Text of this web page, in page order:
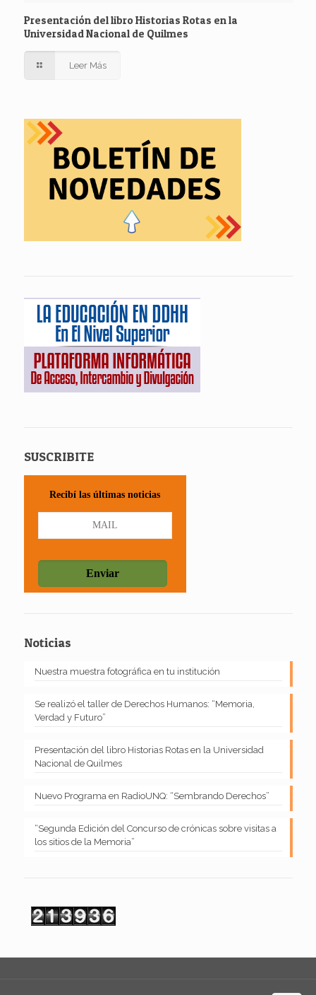
Presentación del libro Historias Rotas en la
Universidad Nacional de Quilmes
Leer Más
SUSCRIBITE
Recibí las últimas noticias
Noticias
Nuestra muestra fotográfica en tu institución
Se realizó el taller de Derechos Humanos: “Memoria,
Verdad y Futuro”
Presentación del libro Historias Rotas en la Universidad
Nacional de Quilmes
Nuevo Programa en RadioUNQ: “Sembrando Derechos”
“Segunda Edición del Concurso de crónicas sobre visitas a
los sitios de la Memoria”